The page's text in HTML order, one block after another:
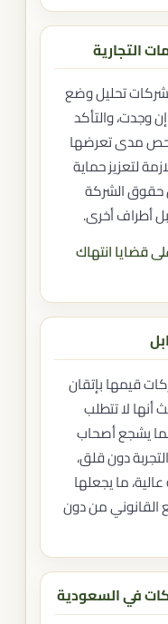
التجارية
تحليل وضع
إن وجدت، والتأكد
مدى تعرضها
لتعزيز حماية
حقوق الشركة
أطراف أخرى.
قضايا انتهاك
قيمها بإتقان
أنها لا تتطلب
يشجع أصحاب
دون قلق،
ما يجعلها
القانوني من دون
في السعودية